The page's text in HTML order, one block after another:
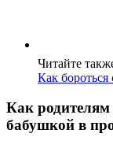
Читайте
Как бороться
Как родителям
бабушкой в